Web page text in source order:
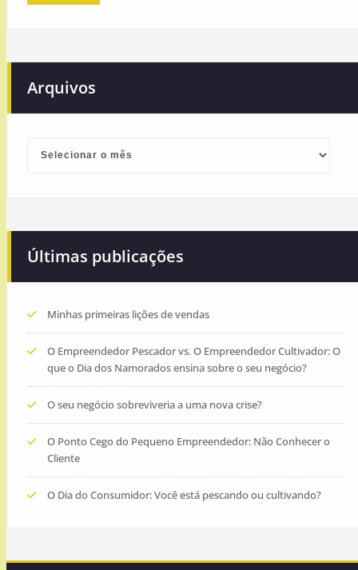
Arquivos
Últimas publicações
Minhas primeiras lições de vendas
O Empreendedor Pescador vs. O Empreendedor Cultivador: O
que o Dia dos Namorados ensina sobre o seu negócio?
O seu negócio sobreviveria a uma nova crise?
O Ponto Cego do Pequeno Empreendedor: Não Conhecer o
Cliente
O Dia do Consumidor: Você está pescando ou cultivando?